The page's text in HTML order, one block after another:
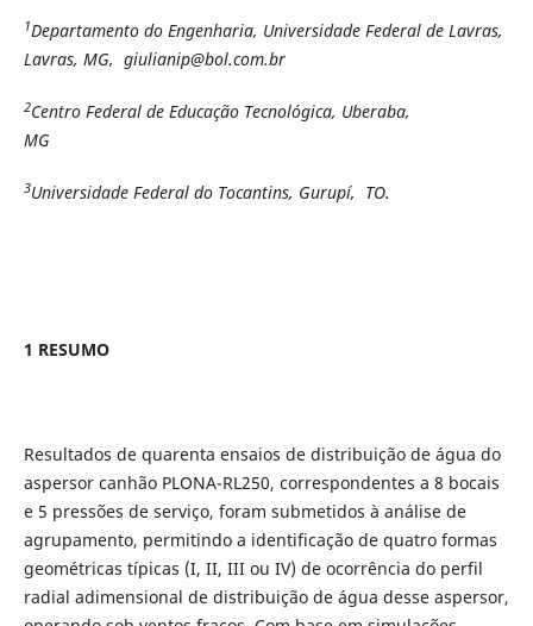
1Departamento do Engenharia, Universidade Federal de Lavras,
Lavras, MG, giulianip@bol.com.br
2Centro Federal de Educação Tecnológica, Uberaba,
MG
3Universidade Federal do Tocantins, Gurupí, TO.
1 RESUMO
Resultados de quarenta ensaios de distribuição de água do
aspersor canhão PLONA-RL250, correspondentes a 8 bocais
e 5 pressões de serviço, foram submetidos à análise de
agrupamento, permitindo a identificação de quatro formas
geométricas típicas (I, II, III ou IV) de ocorrência do perfil
radial adimensional de distribuição de água desse aspersor,